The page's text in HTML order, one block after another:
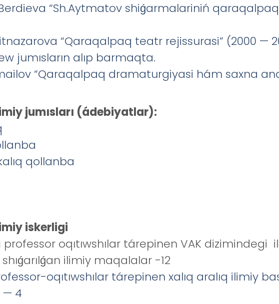
“Sh.Aytmatov shiǵarmalariniń
“Qaraqalpaq teatr rejissurasi” (2000 —
jumısların alıp barmaqta.
“Qaraqalpaq dramaturgiyasi hám saxna
jumısları (ádebiyatlar):
qollanba
iskerligi
oqıtıwshılar tárepinen VAK dizimindegi
ilimiy maqalalar -12
oqıtıwshılar tárepinen xalıq aralıq ilimiy
— 4